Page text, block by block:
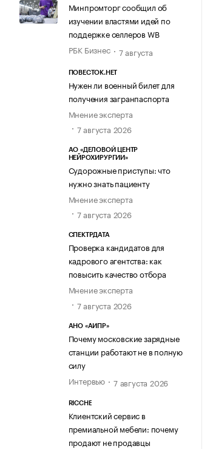
Минпромторг сообщил об
изучении властями идей по
поддержке селлеров WB
РБК Бизнес
7 августа
ПОВЕСТОК.НЕТ
Нужен ли военный билет для
получения загранпаспорта
Мнение эксперта
7 августа 2026
АО «ДЕЛОВОЙ ЦЕНТР
НЕЙРОХИРУРГИИ»
Судорожные приступы: что
нужно знать пациенту
Мнение эксперта
7 августа 2026
СПЕКТРДАТА
Проверка кандидатов для
кадрового агентства: как
повысить качество отбора
Мнение эксперта
7 августа 2026
АНО «АИПР»
Почему московские зарядные
станции работают не в полную
силу
Интервью
7 августа 2026
RICCHE
Клиентский сервис в
премиальной мебели: почему
продают не продавцы